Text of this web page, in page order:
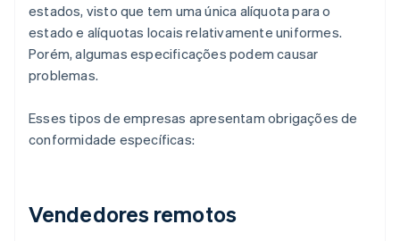
estados, visto que tem uma única alíquota para o
estado e alíquotas locais relativamente uniformes.
Porém, algumas especificações podem causar
problemas.
Esses tipos de empresas apresentam obrigações de
conformidade específicas:
Vendedores remotos